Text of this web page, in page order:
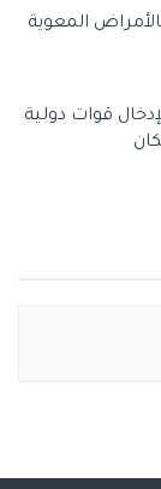
بالأمراض المعوية
قوات دولية